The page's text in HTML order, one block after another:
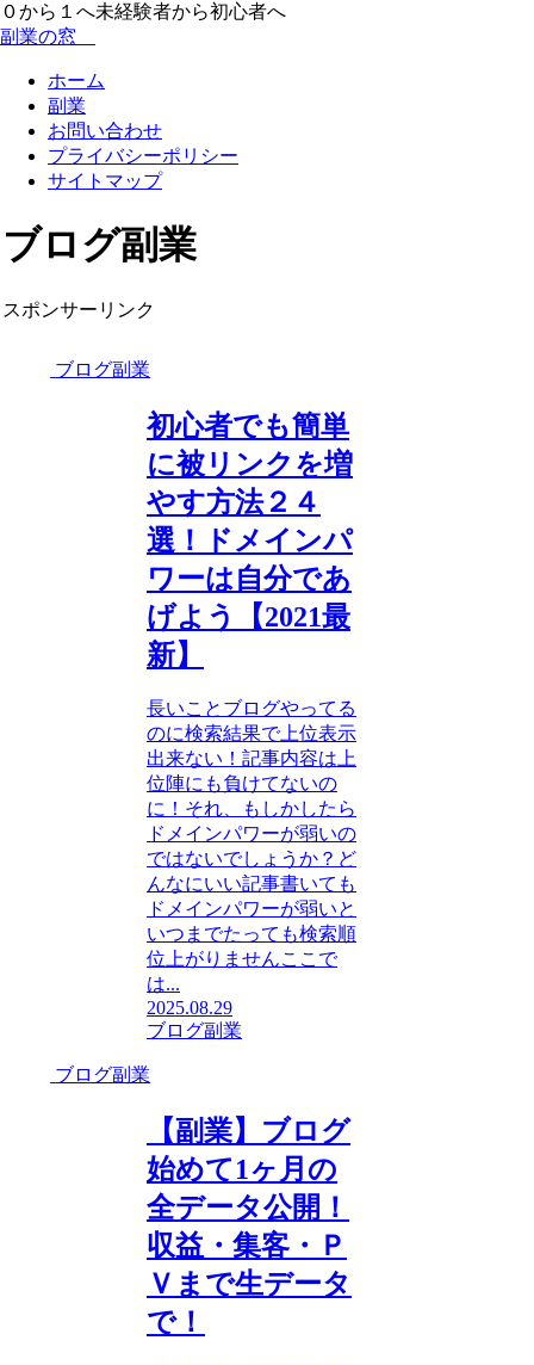
０から１へ未経験者から初心者へ
副業の窓
ホーム
副業
お問い合わせ
プライバシーポリシー
サイトマップ
ブログ副業
スポンサーリンク
ブログ副業
初心者でも簡単
に被リンクを増
やす方法２４
選！ドメインパ
ワーは自分であ
げよう【2021最
新】
長いことブログやってる
のに検索結果で上位表示
出来ない！記事内容は上
位陣にも負けてないの
に！それ、もしかしたら
ドメインパワーが弱いの
ではないでしょうか？ど
んなにいい記事書いても
ドメインパワーが弱いと
いつまでたっても検索順
位上がりませんここで
は...
2025.08.29
ブログ副業
ブログ副業
【副業】ブログ
始めて1ヶ月の
全データ公開！
収益・集客・Ｐ
Ｖまで生データ
で！